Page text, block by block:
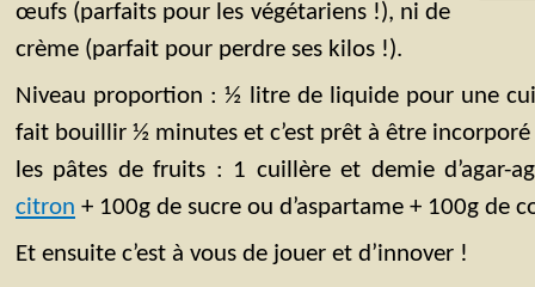
œufs (parfaits pour les végétariens !), ni de
crème (parfait pour perdre ses kilos !).
Niveau proportion : ½ litre de liquide pour une
fait bouillir ½ minutes et c’est prêt à être incorporé
les pâtes de fruits : 1 cuillère et demie d’agar-
citron + 100g de sucre ou d’aspartame + 100g de
Et ensuite c’est à vous de jouer et d’innover !